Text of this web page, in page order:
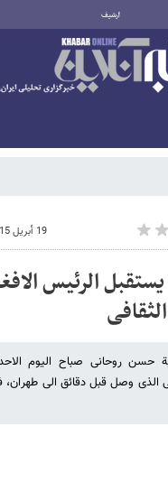
أرشيف
19 أبريل 2015 - 10:28
الرئیس
حسن روحانی صباح الیوم
الذی وصل قبل دقائق الی